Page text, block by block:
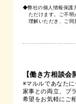
◆弊社の個人情報保護
ただけます。ご不明
理解いただき、ご同
【働き方相談会
※マルルであなたに
家事との両立、ブ
希望をお気軽にご